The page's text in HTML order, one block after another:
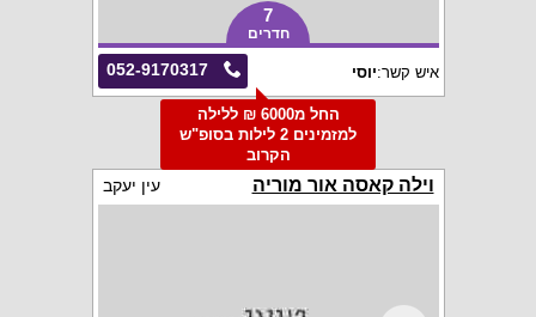
7
חדרים
052-9170317 איש קשר:יוסי
החל מ6000 ₪ ללילה
למזמינים 2 לילות בסופ"ש
הקרוב
וילה קאסה אור מוריה עין יעקב